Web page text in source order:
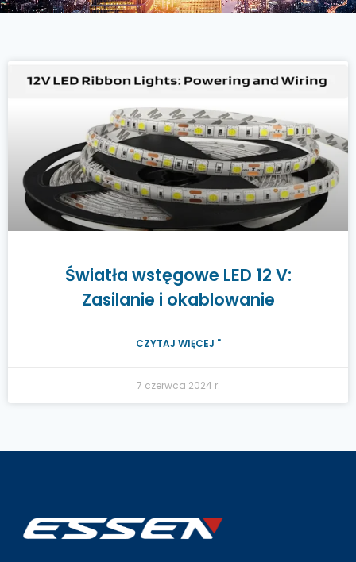
Światła wstęgowe LED 12 V:
Zasilanie i okablowanie
CZYTAJ WIĘCEJ "
7 czerwca 2024 r.